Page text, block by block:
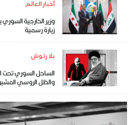
أخبار العالم
وزير الخارجية
زيارة رسمية
بلا رتوش
الساحل السوري تحت
والظل الروسي